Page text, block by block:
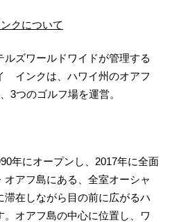
クについて
ズワールドワイドが管理する
ンクは、ハワイ州のオアフ
3つのゴルフ場を運営。
にオープンし、2017年に全面
オアフ島にある、全室オーシャ
滞在しながら目の前に広がるハ
オアフ島の中心に位置し、ワ